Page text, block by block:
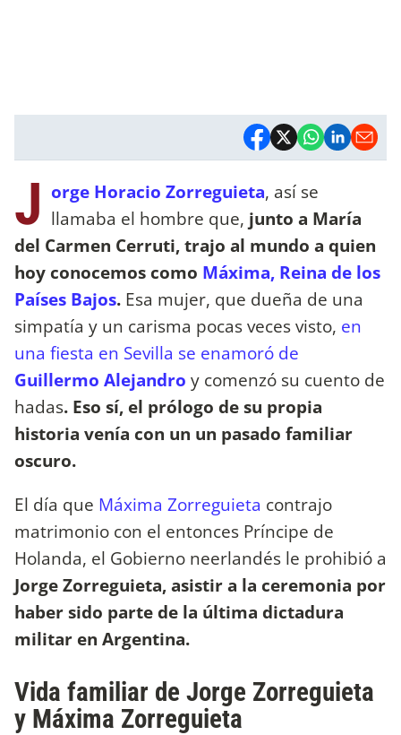
J orge Horacio Zorreguieta, así se
llamaba el hombre que, junto a María
del Carmen Cerruti, trajo al mundo a quien
hoy conocemos como Máxima, Reina de los
Países Bajos. Esa mujer, que dueña de una
simpatía y un carisma pocas veces visto, en
una fiesta en Sevilla se enamoró de
Guillermo Alejandro y comenzó su cuento de
hadas. Eso sí, el prólogo de su propia
historia venía con un un pasado familiar
oscuro.
El día que Máxima Zorreguieta contrajo
matrimonio con el entonces Príncipe de
Holanda, el Gobierno neerlandés le prohibió a
Jorge Zorreguieta, asistir a la ceremonia por
haber sido parte de la última dictadura
militar en Argentina.
Vida familiar de Jorge Zorreguieta
y Máxima Zorreguieta